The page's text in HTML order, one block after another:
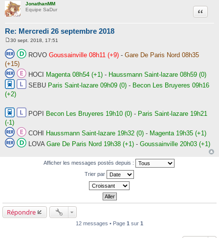
JonathanMM
Equipe SaDur
Re: Mercredi 26 septembre 2018
e
s
s
a
g
e
30 sept. 2018, 17:51
ROVO Goussainville 08h11 (+9) - Gare De Paris Nord 08h35
(+15)
HOCI
Magenta 08h54 (+1) - Haussmann Saint-lazare 08h59 (0)
SEBU Paris Saint-lazare 09h09 (0) - Becon Les Bruyeres 09h16
(+2)
POPI Becon Les Bruyeres 19h10 (0) - Paris Saint-lazare 19h21
(-1)
COHI
Haussmann Saint-lazare 19h32 (0) - Magenta 19h35 (+1)
LOVA Gare De Paris Nord 19h38 (+1) - Goussainville 20h03 (+1)
Afficher les messages postés depuis :
Trier par
Répondre
12 messages • Page 1 sur 1